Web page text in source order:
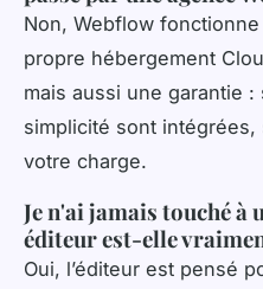
Non, Webflow
propre hébergement
mais aussi une garantie
simplicité sont
votre charge.
Je n'ai jamais touché à
éditeur est-elle
Oui, l’éditeur est pensé